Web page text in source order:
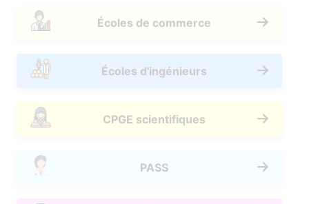
Écoles de commerce
Écoles d'ingénieurs
CPGE scientifiques
PASS